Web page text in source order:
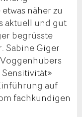
näher zu
aktuell und gut
begrüsste
Sabine Giger
auf
fachkundigen